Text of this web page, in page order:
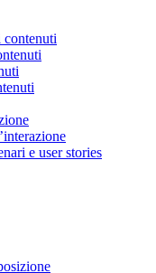
contenuti
e user stories